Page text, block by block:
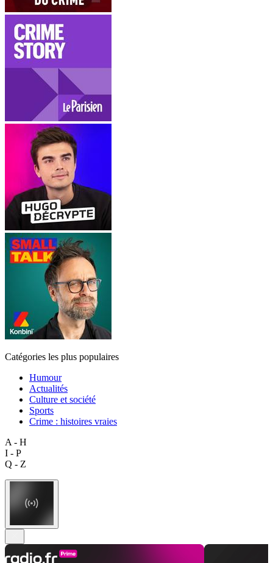
Catégories les plus populaires
Humour
Actualités
Culture et société
Sports
Crime : histoires vraies
A - H
I - P
Q - Z